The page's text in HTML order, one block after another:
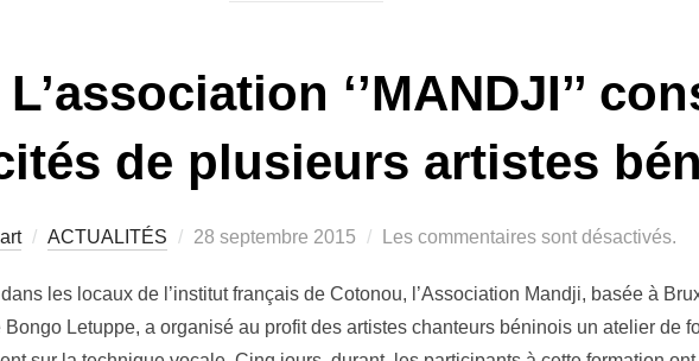
‘’MANDJI’’
de plusieurs artistes
ACTUALITÉS 28 septembre 2015 Les commentaires sont désactivés.
les locaux de l’institut français de Cotonou, l’Association Mandji, basée à
Letuppe, a organisé au profit des artistes chanteurs béninois un atelier de